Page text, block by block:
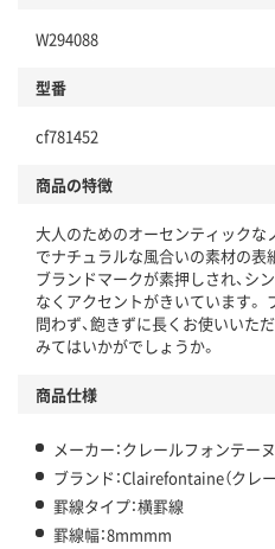
W294088
型番
cf781452
商品の特徴
大人のためのオーセンティックな
でナチュラルな風合いの素材の表
ブランドマークが素押しされ、シ
なくアクセントがきいています。
問わず、飽きずに長くお使いいた
みてはいかがでしょうか。
商品仕様
メーカー：クレールフォンテーヌ
ブランド：Clairefontaine（クレ
罫線タイプ：横罫線
罫線幅：8mmmm